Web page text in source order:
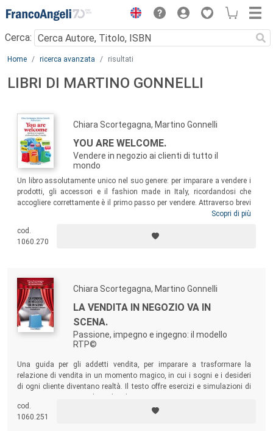
Menu
Cerca:
Main content
Home ricerca avanzata risultati
LIBRI DI MARTINO GONNELLI
Chiara Scortegagna, Martino Gonnelli
YOU ARE WELCOME.
Vendere in negozio ai clienti di tutto il
mondo
Un libro assolutamente unico nel suo genere: per imparare a vendere i
prodotti, gli accessori e il fashion made in Italy, ricordandosi che
accogliere correttamente è il primo passo per vendere. Attraverso brevi
e divertenti racconti tratti dall’esperienza diretta e reale, esercizi pratici
un supporto operativo a coloro che sono e saranno, quotidianamente,
a contatto con clienti provenienti da ogni parte del mondo.
Scopri di più
cod.
1060.270
Chiara Scortegagna, Martino Gonnelli
LA VENDITA IN NEGOZIO VA IN
SCENA.
Passione, impegno e ingegno: il modello
RTP©
Una guida per gli addetti vendita, per imparare a trasformare la
relazione di vendita in un momento magico, in cui i sogni e i desideri
di ogni cliente diventano realtà. Il testo offre esercizi e simulazioni di
sul futuro del retail con dieci interviste a primarie aziende del settore.
cod.
1060.251